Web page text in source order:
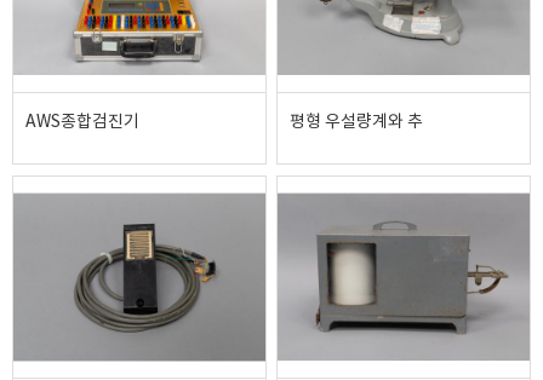
AWS종합검진기 평형 우설량계와 추